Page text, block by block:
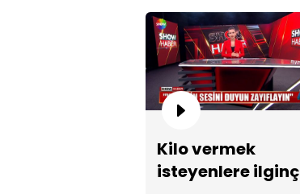
Kilo vermek
isteyenlere ilginç